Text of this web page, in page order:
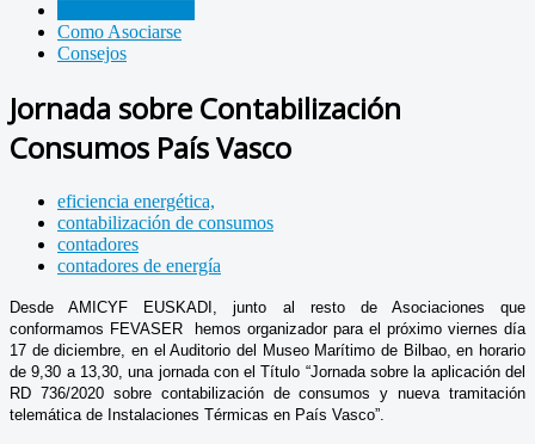
Como Asociarse
Consejos
Jornada sobre Contabilización
Consumos País Vasco
eficiencia energética,
contabilización de consumos
contadores
contadores de energía
Desde AMICYF EUSKADI, junto al resto de Asociaciones que
conformamos FEVASER hemos organizador para el próximo viernes día
17 de diciembre, en el Auditorio del Museo Marítimo de Bilbao, en horario
de 9,30 a 13,30, una jornada con el Título “Jornada sobre la aplicación del
RD 736/2020 sobre contabilización de consumos y nueva tramitación
telemática de Instalaciones Térmicas en País Vasco”.